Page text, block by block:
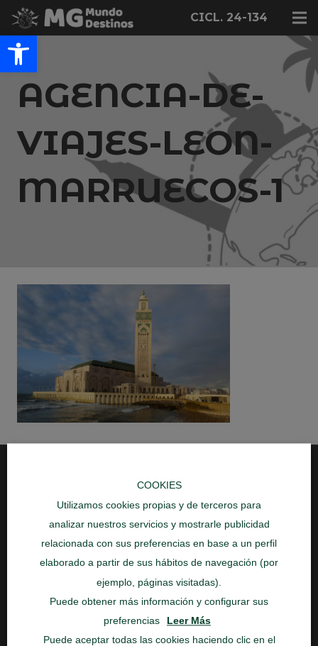
Abrir barra de herramientas
CICL. 24-134
AGENCIA-DE-
VIAJES-LEON-
MARRUECOS-1
Aquí podrás encontrar los mejores viajes al
mejor precio, con un trato personal inigualable,
te estamos esperando!
Ayuda
Aviso Legal
COOKIES
Utilizamos cookies propias y de terceros para
analizar nuestros servicios y mostrarle publicidad
relacionada con sus preferencias en base a un perfil
elaborado a partir de sus hábitos de navegación (por
ejemplo, páginas visitadas).
Puede obtener más información y configurar sus
preferencias
Leer Más
Puede aceptar todas las cookies haciendo clic en el